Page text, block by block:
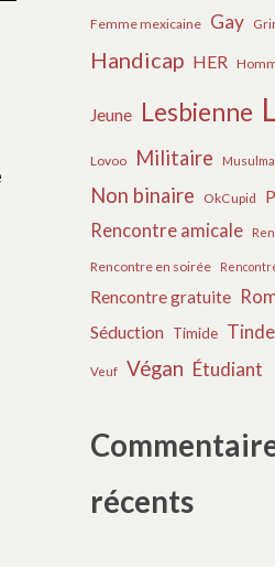
Femme mexicaine Gay
Handicap HER
Jeune Lesbienne
Lovoo Militaire
Non binaire OkCupid
Rencontre amicale
Rencontre en soirée
Rencontre gratuite
Séduction Timide
Veuf Végan Étudiant
récents